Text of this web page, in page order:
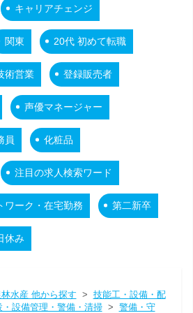
キャリアチェンジ
関東 20代 初めて転職
術営業 登録販売者
声優マネージャー
員 化粧品
注目の求人検索ワード
ワーク・在宅勤務 第二新卒
休み
水産 他から探す > 技能工・設備・配
・設備管理・警備・清掃> 警備・守